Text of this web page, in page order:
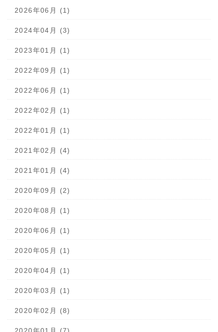
2026年06月 (1)
2024年04月 (3)
2023年01月 (1)
2022年09月 (1)
2022年06月 (1)
2022年02月 (1)
2022年01月 (1)
2021年02月 (4)
2021年01月 (4)
2020年09月 (2)
2020年08月 (1)
2020年06月 (1)
2020年05月 (1)
2020年04月 (1)
2020年03月 (1)
2020年02月 (8)